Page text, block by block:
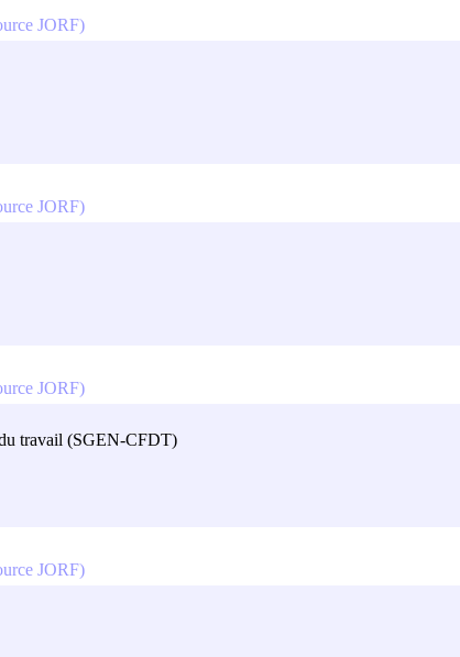
JORF)
JORF)
travail (SGEN-CFDT)
JORF)
JORF)